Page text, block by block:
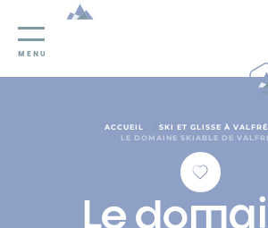
Panneau de gestion des cookies
MENU
ACCUEIL SKI ET GLISSE À
LE DOMAINE SKIABLE DE
Le